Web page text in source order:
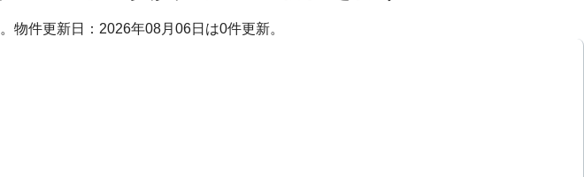
物件更新日：2026年08月06日は0件更新。